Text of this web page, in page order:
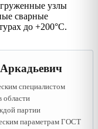
узлы
сварные
до +200°C.
специалистом
партии
параметрам ГОСТ